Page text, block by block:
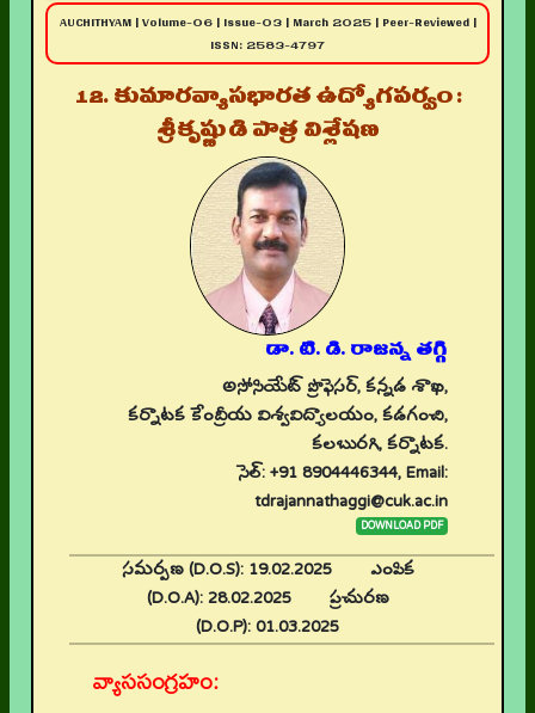
AUCHITHYAM | Volume-06 | Issue-03 | March 2025 | Peer-Reviewed |
ISSN: 2583-4797
12. కుమారవ్యాసభారత ఉద్యోగపర్వం :
శ్రీకృష్ణుడి పాత్ర విశ్లేషణ
డా. టి. డి. రాజన్న తగ్గి
అసోసియేట్‌ ప్రొఫెసర్‌, కన్నడ శాఖ,
కర్నాటక కేంద్రీయ విశ్వవిద్యాలయం, కడగంచి,
కలబురగి, కర్నాటక.
సెల్: +91 8904446344, Email:
tdrajannathaggi@cuk.ac.in
DOWNLOAD PDF
సమర్పణ (D.O.S):19.02.2025 ఎంపిక
(D.O.A):28.02.2025 ప్రచురణ
(D.O.P):01.03.2025
వ్యాససంగ్రహం: